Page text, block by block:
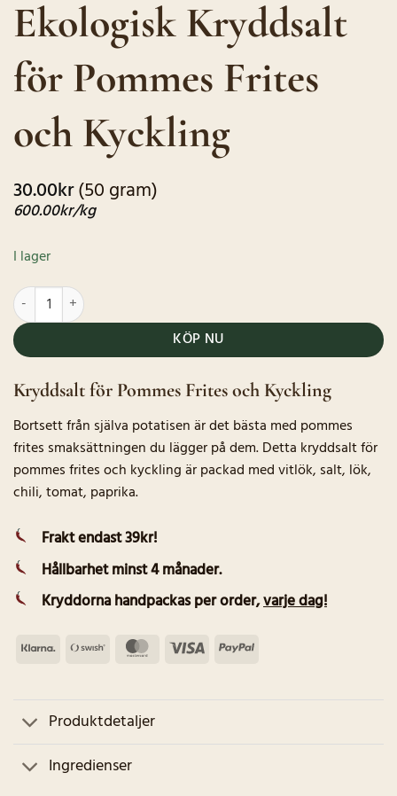
baserat på
kundrecensioner
Ekologisk Kryddsalt
för Pommes Frites
och Kyckling
30.00kr(50 gram)
600.00kr/kg
I lager
Ekologisk Kryddsalt för Pommes Frites och Kyckling mängd
KÖP NU
Kryddsalt för Pommes Frites och Kyckling
Bortsett från själva potatisen är det bästa med pommes
frites smaksättningen du lägger på dem. Detta kryddsalt för
pommes frites och kyckling är packad med vitlök, salt, lök,
chili, tomat, paprika.
Frakt endast 39kr!
Hållbarhet minst 4 månader.
Kryddorna handpackas per order,varje dag!
Klarna Swish
MasterCard
Visa PayPal
Produktdetaljer
Ingredienser